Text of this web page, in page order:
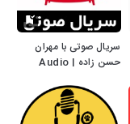
سریال صوتی با مهران
حسن زاده | Audio